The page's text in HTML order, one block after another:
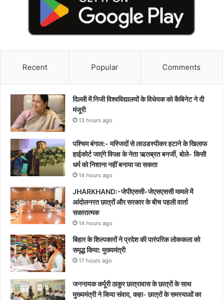
Recent Popular Comments
दिल्ली में निजी विश्वविद्यालयों के विधेयक को कैबिनेट ने दी
मंजूरी
13 hours ago
पश्चिम बंगाल:- मस्जिदों से लाउडस्पीकर हटाने के खिलाफ
हाईकोर्ट जाएंगे विपक्ष के नेता ऋतब्रत बनर्जी, बोले- किसी
धर्म को निशाना नहीं बनाया जा सकता
14 hours ago
JHARKHAND:-जेपीएससी-जेएसएससी मामले में
आंदोलनरत छात्रों और सरकार के बीच पहली वार्ता
सकारात्मक
14 hours ago
बिहार के शिल्पकारों ने प्रदेश की पारंपरिक लोककला को
समृद्ध किया: मुख्यमंत्री
17 hours ago
जननायक कर्पूरी ठाकुर छात्रावास के छात्रों के साथ
मुख्यमंत्री ने किया संवाद, कहा- छात्रों के समस्याओं का